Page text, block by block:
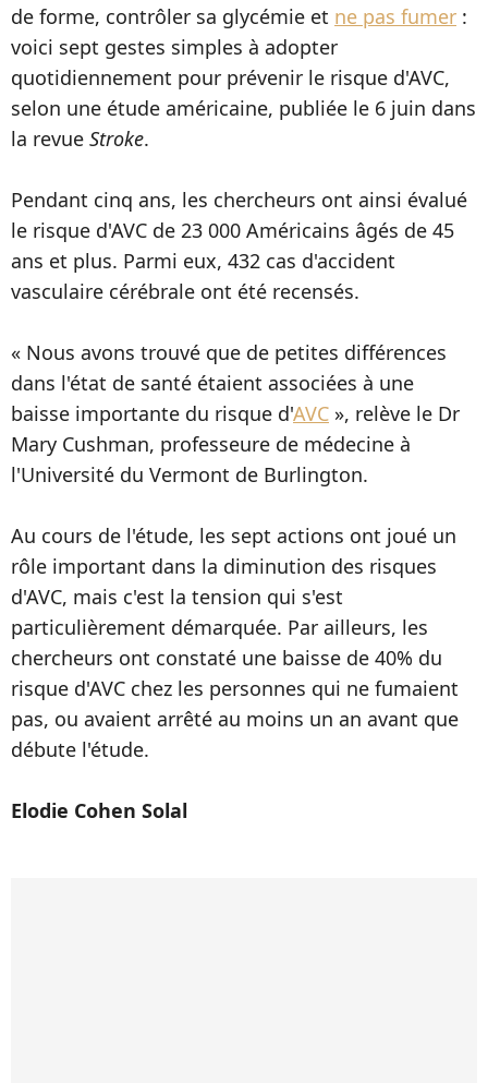
de forme, contrôler sa glycémie et ne pas fumer :
voici sept gestes simples à adopter
quotidiennement pour prévenir le risque d'AVC,
selon une étude américaine, publiée le 6 juin dans
la revue Stroke.
Pendant cinq ans, les chercheurs ont ainsi évalué
le risque d'AVC de 23 000 Américains âgés de 45
ans et plus. Parmi eux, 432 cas d'accident
vasculaire cérébrale ont été recensés.
« Nous avons trouvé que de petites différences
dans l'état de santé étaient associées à une
baisse importante du risque d'AVC », relève le Dr
Mary Cushman, professeure de médecine à
l'Université du Vermont de Burlington.
Au cours de l'étude, les sept actions ont joué un
rôle important dans la diminution des risques
d'AVC, mais c'est la tension qui s'est
particulièrement démarquée. Par ailleurs, les
chercheurs ont constaté une baisse de 40% du
risque d'AVC chez les personnes qui ne fumaient
pas, ou avaient arrêté au moins un an avant que
débute l'étude.
Elodie Cohen Solal